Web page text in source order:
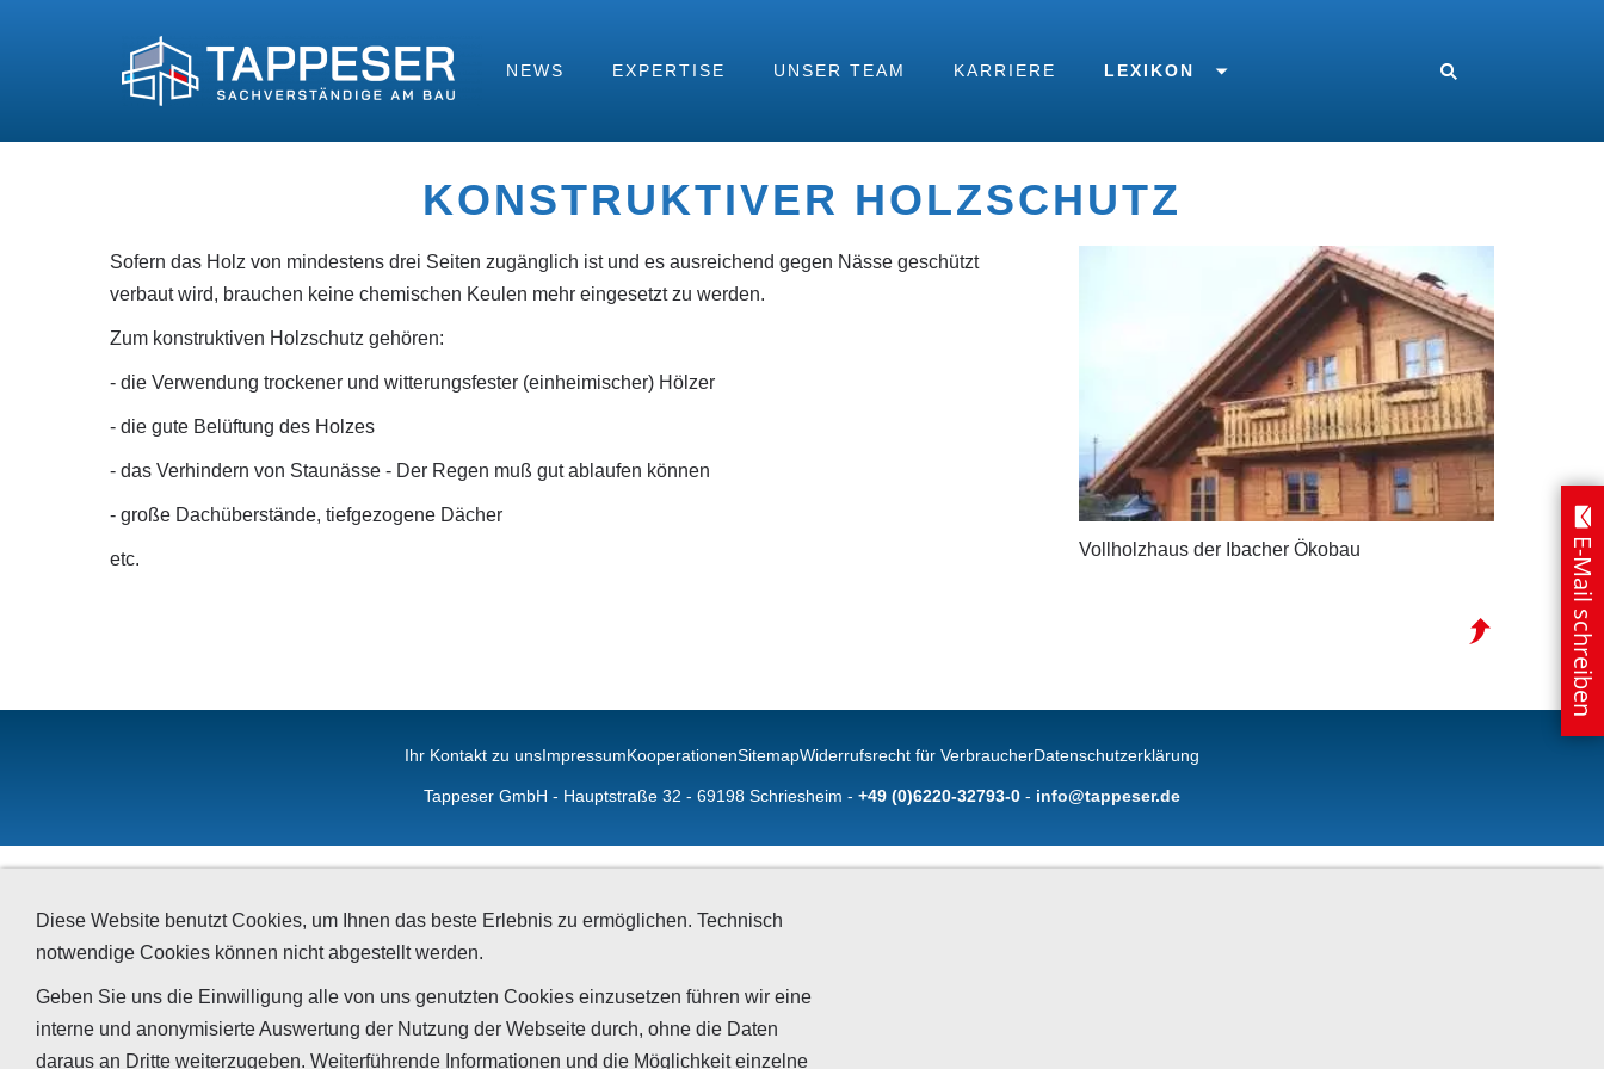
NEWS EXPERTISE UNSER TEAM KARRIERE LEXIKON
KONSTRUKTIVER HOLZSCHUTZ
Vollholzhaus der Ibacher Ökobau
Sofern das Holz von mindestens drei Seiten zugänglich ist und es ausreichend gegen Nässe geschützt
verbaut wird, brauchen keine chemischen Keulen mehr eingesetzt zu werden.
Zum konstruktiven Holzschutz gehören:
- die Verwendung trockener und witterungsfester (einheimischer) Hölzer
- die gute Belüftung des Holzes
- das Verhindern von Staunässe - Der Regen muß gut ablaufen können
- große Dachüberstände, tiefgezogene Dächer
etc. E-Mail schreiben
Ihr Kontakt zu unsImpressumKooperationenSitemapWiderrufsrecht für VerbraucherDatenschutzerklärung
Tappeser GmbH - Hauptstraße 32 - 69198 Schriesheim - +49 (0)6220-32793-0 - info@tappeser.de
Diese Website benutzt Cookies, um Ihnen das beste Erlebnis zu ermöglichen. Technisch
notwendige Cookies können nicht abgestellt werden.
Geben Sie uns die Einwilligung alle von uns genutzten Cookies einzusetzen führen wir eine
interne und anonymisierte Auswertung der Nutzung der Webseite durch, ohne die Daten
daraus an Dritte weiterzugeben. Weiterführende Informationen und die Möglichkeit einzelne